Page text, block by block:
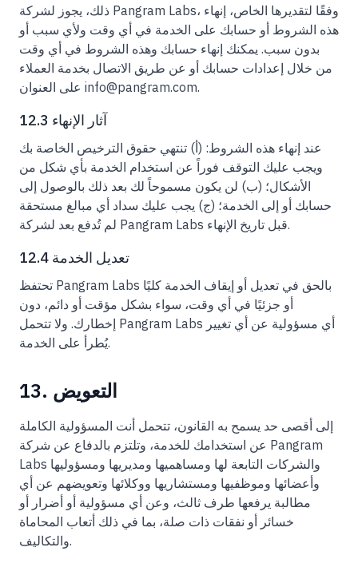
ذلك، يجوز لشركة Pangram Labs، وفقًا لتقديرها الخاص، إنهاء
هذه الشروط أو حسابك على الخدمة في أي وقت ولأي سبب أو
بدون سبب. يمكنك إنهاء حسابك وهذه الشروط في أي وقت
من خلال إعدادات حسابك أو عن طريق الاتصال بخدمة العملاء
على العنوان info@pangram.com.
12.3 آثار الإنهاء
عند إنهاء هذه الشروط: (أ) تنتهي حقوق الترخيص الخاصة بك
ويجب عليك التوقف فوراً عن استخدام الخدمة بأي شكل من
الأشكال؛ (ب) لن يكون مسموحاً لك بعد ذلك بالوصول إلى
حسابك أو إلى الخدمة؛ (ج) يجب عليك سداد أي مبالغ مستحقة
لم تُدفع بعد لشركة Pangram Labs قبل تاريخ الإنهاء.
12.4 تعديل الخدمة
تحتفظ Pangram Labs بالحق في تعديل أو إيقاف الخدمة كليًا
أو جزئيًا في أي وقت، سواء بشكل مؤقت أو دائم، دون
إخطارك. ولا تتحمل Pangram Labs أي مسؤولية عن أي تغيير
يُطرأ على الخدمة.
13. التعويض
إلى أقصى حد يسمح به القانون، تتحمل أنت المسؤولية الكاملة
عن استخدامك للخدمة، وتلتزم بالدفاع عن شركة Pangram
Labs والشركات التابعة لها ومساهميها ومديريها ومسؤوليها
وأعضائها وموظفيها ومستشاريها ووكلائها وتعويضهم عن أي
مطالبة يرفعها طرف ثالث، وعن أي مسؤولية أو أضرار أو
خسائر أو نفقات ذات صلة، بما في ذلك أتعاب المحاماة
والتكاليف.